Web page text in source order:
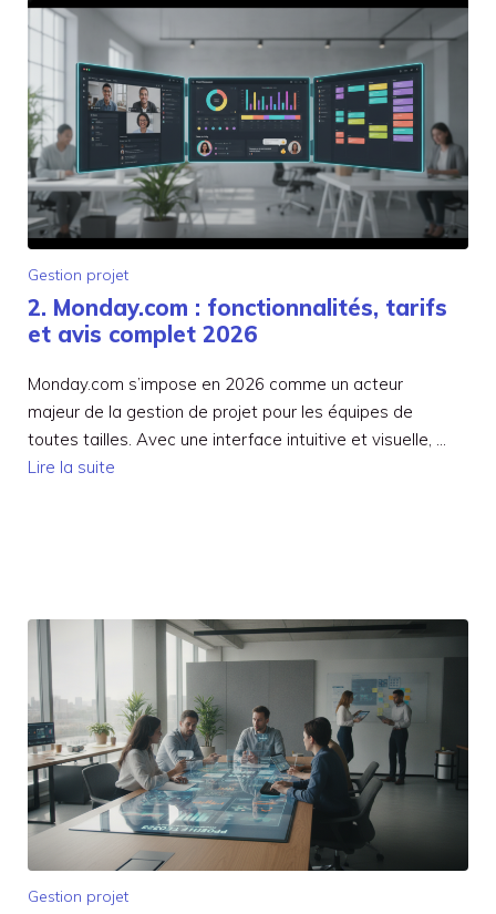
Gestion projet
2. Monday.com : fonctionnalités, tarifs
et avis complet 2026
Monday.com s’impose en 2026 comme un acteur
majeur de la gestion de projet pour les équipes de
toutes tailles. Avec une interface intuitive et visuelle, …
Lire la suite
Gestion projet